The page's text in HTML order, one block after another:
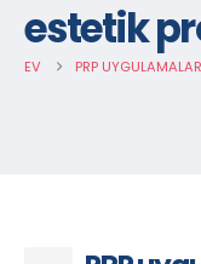
estetik
EV PRP